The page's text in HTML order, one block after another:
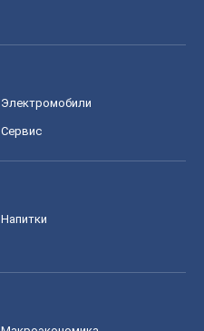
Электромобили
Сервис
Напитки